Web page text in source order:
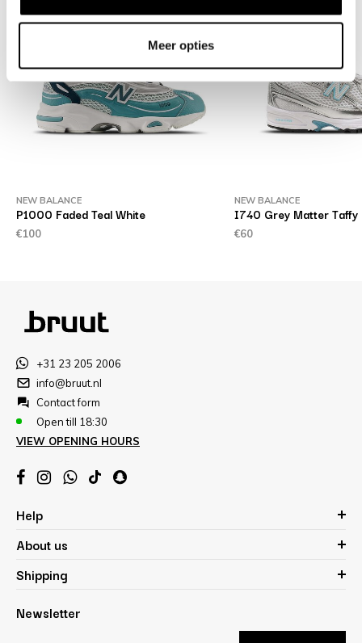
Meer opties
NEW BALANCE
P1000 Faded Teal White
€100
NEW BALANCE
I740 Grey Matter Taffy
€60
+31 23 205 2006
info@bruut.nl
Contact form
Open till 18:30
VIEW OPENING HOURS
Help
About us
Shipping
Newsletter